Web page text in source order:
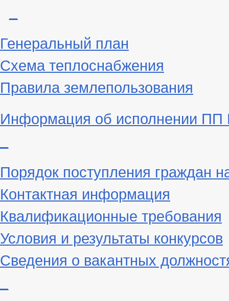
Генеральный план
Схема теплоснабжения
Правила землепользования
Информация об исполнении ПП
Порядок поступления граждан
Контактная информация
Квалификационные требования
Условия и результаты конкурсов
Сведения о вакантных